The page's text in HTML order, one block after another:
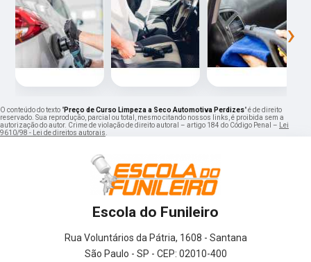
‹ ›
O conteúdo do texto "Preço de Curso Limpeza a Seco Automotiva Perdizes" é de direito
reservado. Sua reprodução, parcial ou total, mesmo citando nossos links, é proibida sem a
autorização do autor. Crime de violação de direito autoral – artigo 184 do Código Penal –
Lei
9610/98 - Lei de direitos autorais
Escola do Funileiro
Rua Voluntários da Pátria, 1608 - Santana
São Paulo - SP - CEP: 02010-400